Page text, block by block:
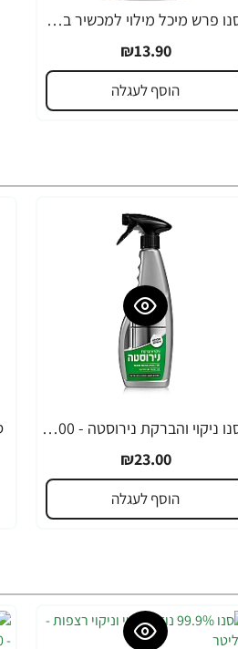
סנו פרש מיכל מילוי למכשיר בניחוח בייבי פאודר 250 מ"ל
₪13.90
הוסף לעגלה
סנו ניקוי והברקת נירוסטה - 500 מ"ל
₪23.00
הוסף לעגלה